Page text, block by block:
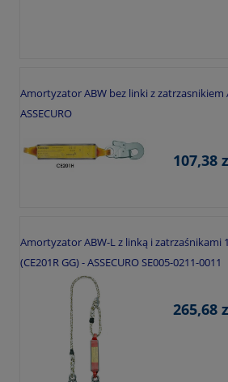
Amortyzator ABW bez linki z zatrzasnikiem
ASSECURO
107,38
Amortyzator ABW-L z linką i zatrzaśnikami
(CE201R GG) - ASSECURO SE005-0211-0011
265,68